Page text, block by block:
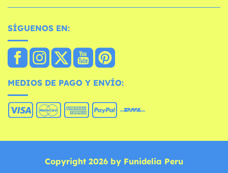
SÍGUENOS EN:
MEDIOS DE PAGO Y ENVÍO:
Copyright 2026 by Funidelia Peru